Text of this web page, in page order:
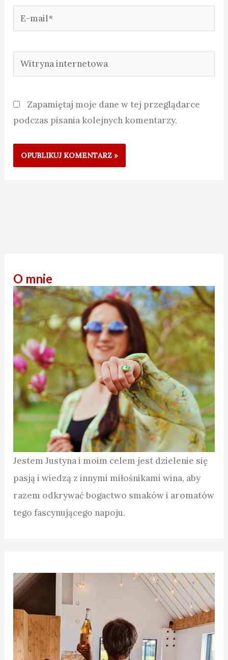
E-
mail*
Witryna
internetowa
Zapamiętaj moje dane w tej przeglądarce
podczas pisania kolejnych komentarzy.
O mnie
Jestem Justyna i moim celem jest dzielenie się
pasją i wiedzą z innymi miłośnikami wina, aby
razem odkrywać bogactwo smaków i aromatów
tego fascynującego napoju.